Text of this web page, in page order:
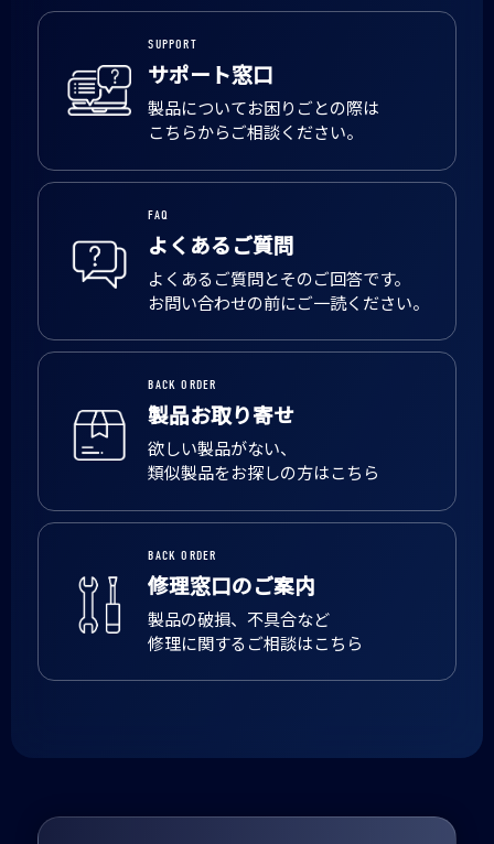
SUPPORT
サポート窓口
製品についてお困りごとの際は
こちらからご相談ください。
FAQ
よくあるご質問
よくあるご質問とそのご回答です。
お問い合わせの前にご一読ください。
BACK ORDER
製品お取り寄せ
欲しい製品がない、
類似製品をお探しの方はこちら
BACK ORDER
修理窓口のご案内
製品の破損、不具合など
修理に関するご相談はこちら